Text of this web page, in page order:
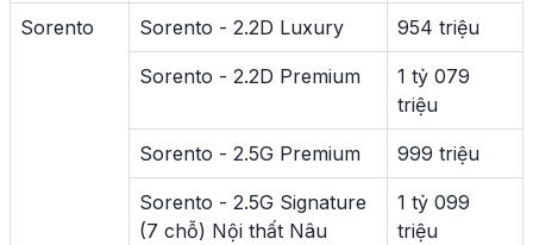
Sorento Sorento - 2.2D Luxury 954 triệu
Sorento - 2.2D Premium
1 tỷ 079
triệu
Sorento - 2.5G Premium 999 triệu
Sorento - 2.5G Signature
(7 chỗ) Nội thất Nâu
1 tỷ 099
triệu